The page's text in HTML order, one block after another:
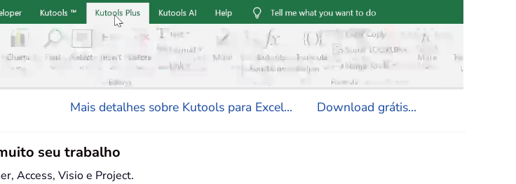
Mais detalhes sobre Kutools para Excel... Download grátis...
seu trabalho
Access, Visio e Project.